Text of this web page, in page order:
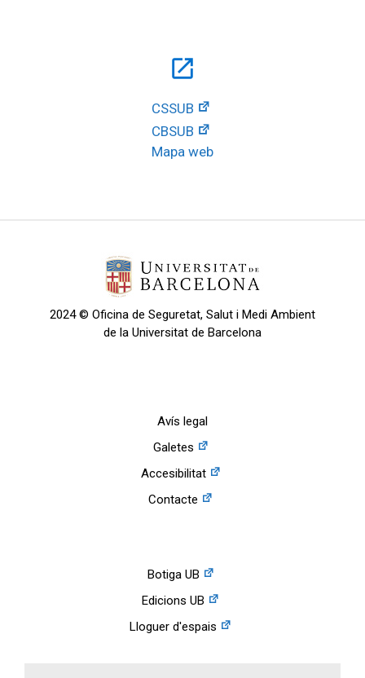
open_in_new
CSSUB
CBSUB
Mapa web
2024 © Oficina de Seguretat, Salut i Medi Ambient
de la Universitat de Barcelona
Avís legal
Galetes
Accesibilitat
Contacte
Botiga UB
Edicions UB
Lloguer d'espais